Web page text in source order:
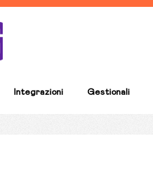
Integrazioni Gestionali